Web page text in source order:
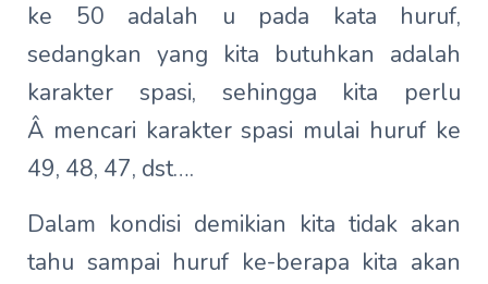
ke 50 adalah u pada kata huruf,
sedangkan yang kita butuhkan adalah
karakter spasi, sehingga kita perlu
Â mencari karakter spasi mulai huruf ke
49, 48, 47, dst….
Dalam kondisi demikian kita tidak akan
tahu sampai huruf ke-berapa kita akan